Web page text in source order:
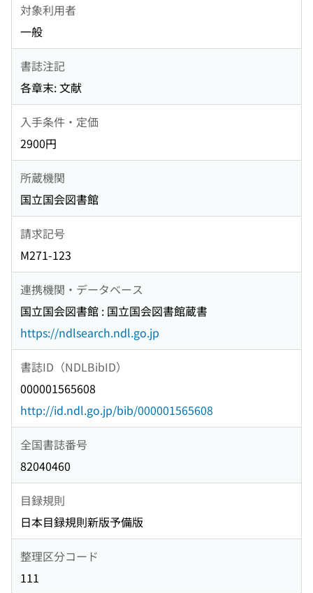
対象利用者
一般
書誌注記
各章末: 文献
入手条件・定価
2900円
所蔵機関
国立国会図書館
請求記号
M271-123
連携機関・データベース
国立国会図書館 : 国立国会図書館蔵書
https://ndlsearch.ndl.go.jp
書誌ID（NDLBibID）
000001565608
http://id.ndl.go.jp/bib/000001565608
全国書誌番号
82040460
目録規則
日本目録規則新版予備版
整理区分コード
111